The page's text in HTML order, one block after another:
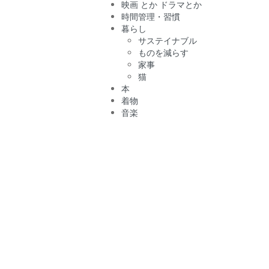
映画 とか ドラマとか
時間管理・習慣
暮らし
サステイナブル
ものを減らす
家事
猫
本
着物
音楽